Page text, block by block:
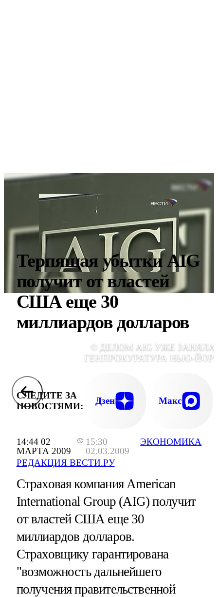
14:44 02
МАРТА 2009
15:30
02.03.2009
РЕДАКЦИЯ ВЕСТИ.РУ
ЭКОНОМИКА
Терпящая убытки AIG
получит от властей
США еще 30
миллиардов долларов
© ДЕЛОМ AIG УЖЕ
ГЕНПРОКУРАТУРА НЬЮ-
СЛЕДИТЕ ЗА
НОВОСТЯМИ:
Дзен Макс
Страховая компания American
International Group (AIG) получит
от властей США еще 30
миллиардов долларов.
Страховщику гарантирована
"возможность дальнейшего
получения правительственной